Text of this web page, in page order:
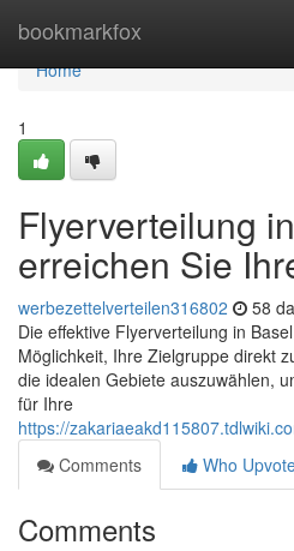
bookmarkfox
Home
Home
1
Flyerverteilung
erreichen Sie
werbezettelverteilen316802 58
Die effektive Flyerverteilung in
Möglichkeit, Ihre Zielgruppe direkt
die idealen Gebiete auszuwählen,
für Ihre
https://
Comments
Who
Comments